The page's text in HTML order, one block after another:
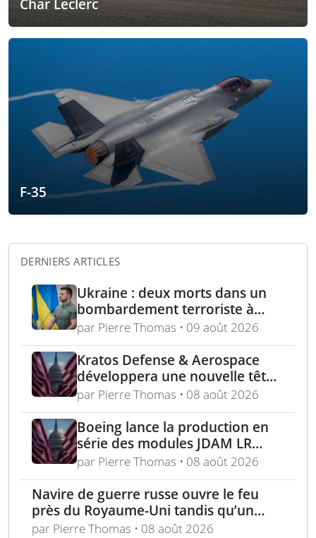
Char Leclerc
F-35
DERNIERS ARTICLES
Ukraine : deux morts dans un
bombardement terroriste à
Kharkiv – acquisition turque de
lance-roquettes M270 et
missiles ATACMS
par Pierre Thomas • 09 août 2026
Kratos Defense & Aerospace
développera une nouvelle tête
chercheuse pour les missiles
FGM-148 Javelin
par Pierre Thomas • 08 août 2026
Boeing lance la production en
série des modules JDAM LR
pour frappes de précision
longue portée
par Pierre Thomas • 08 août 2026
Navire de guerre russe ouvre le feu
près du Royaume-Uni tandis qu’un
bateau britannique se rapproche
par Pierre Thomas • 08 août 2026